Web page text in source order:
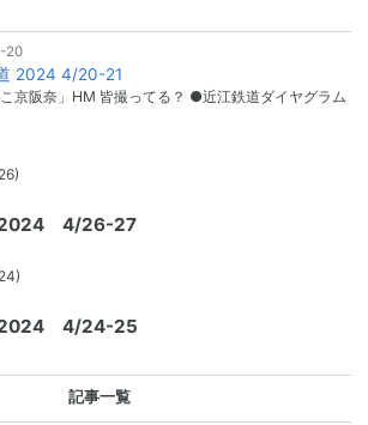
20
2024 4/20-21
京阪奈」HM 皆撮ってる？ ●近江鉄道ダイヤグラム
2024 4/26-27
2024 4/24-25
記事一覧